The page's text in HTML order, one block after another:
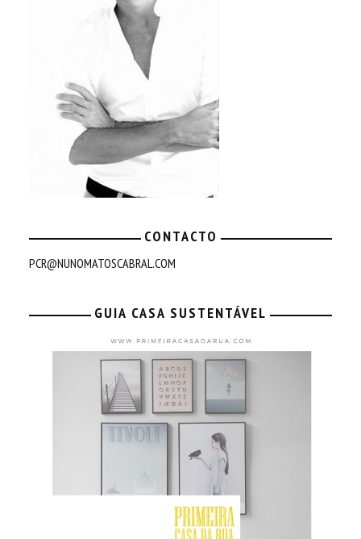
CONTACTO
PCR@NUNOMATOSCABRAL.COM
GUIA CASA SUSTENTÁVEL